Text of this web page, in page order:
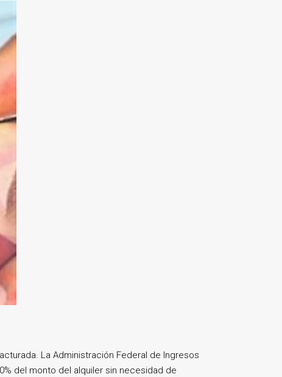
La Administración Federal de Ingresos
del monto del alquiler sin necesidad de